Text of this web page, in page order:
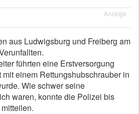
Anzeige
aus Ludwigsburg und Freiberg am
führten eine Erstversorgung
einem Rettungshubschrauber in
Wie schwer seine
waren, konnte die Polizei bis